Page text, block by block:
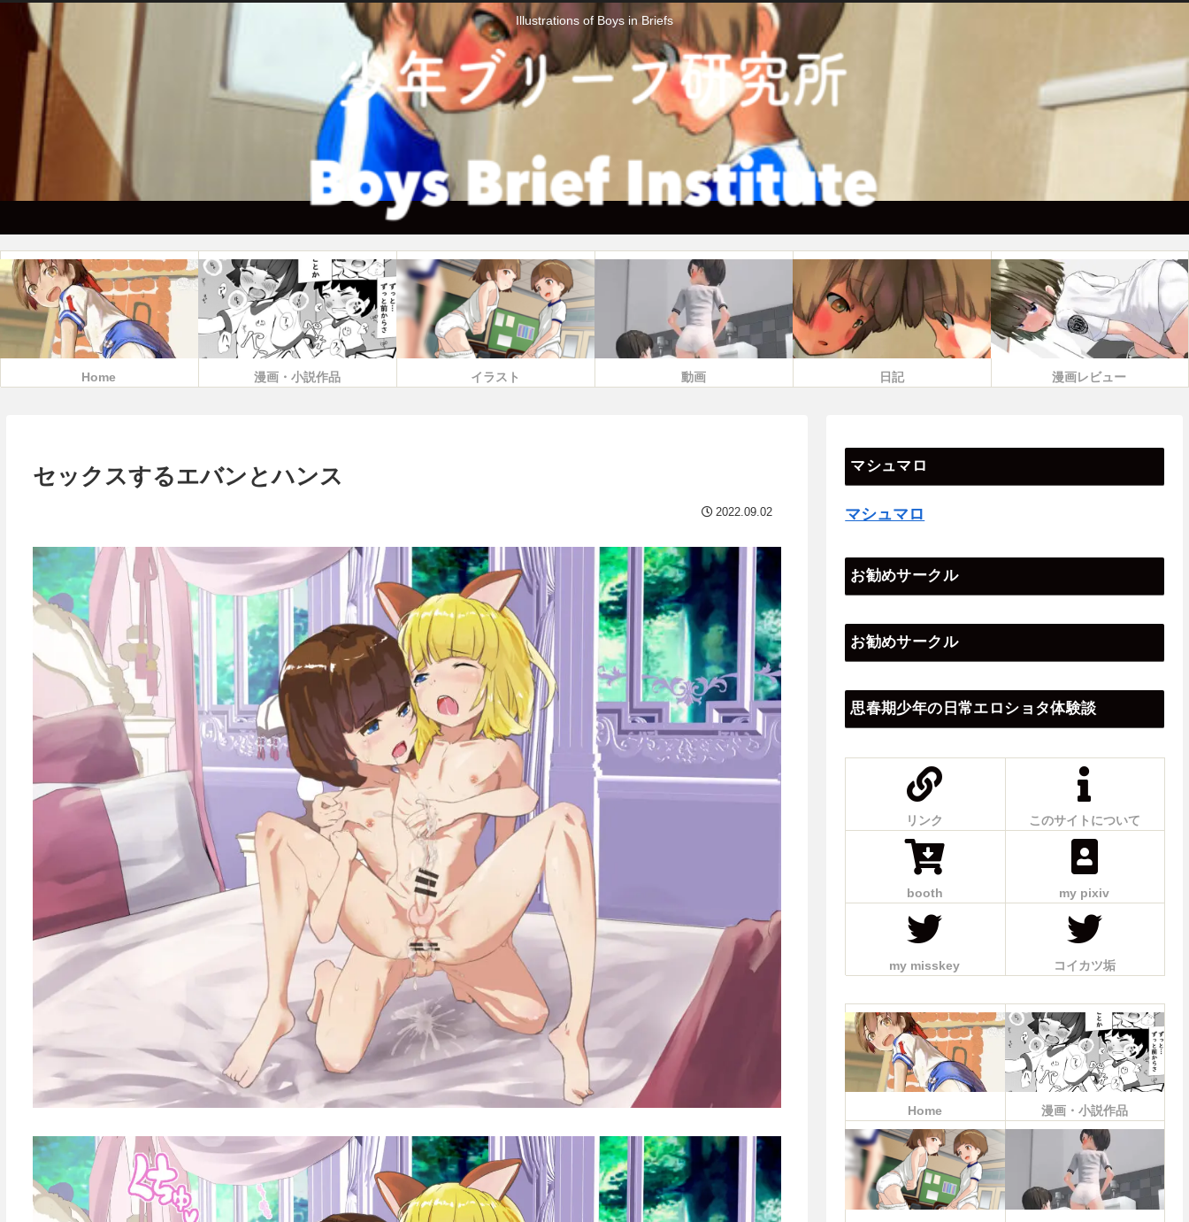
Illustrations of Boys in Briefs
Home 漫画・小説作品 イラスト 動画 日記 漫画レビュー
セックスするエバンとハンス
2022.09.02
マシュマロ
マシュマロ
お勧めサークル
お勧めサークル
思春期少年の日常エロショタ体験談
リンク このサイトについて
booth my pixiv
my misskey コイカツ垢
Home 漫画・小説作品